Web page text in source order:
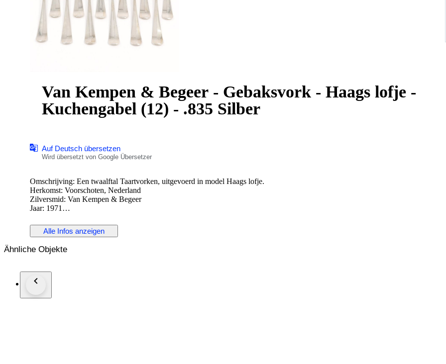
Van Kempen & Begeer - Gebaksvork - Haags lofje -
Kuchengabel (12) - .835 Silber
Auf Deutsch übersetzen
Wird übersetzt von Google Übersetzer
Omschrijving: Een twaalftal Taartvorken, uitgevoerd in model Haags lofje.
Herkomst: Voorschoten, Nederland
Zilversmid: Van Kempen & Begeer
Jaar: 1971
Staat: in goede staat
Gehalte: 835/1000
*Foto's maken deel uit van de omschrijving
Alle Infos anzeigen
Ähnliche Objekte